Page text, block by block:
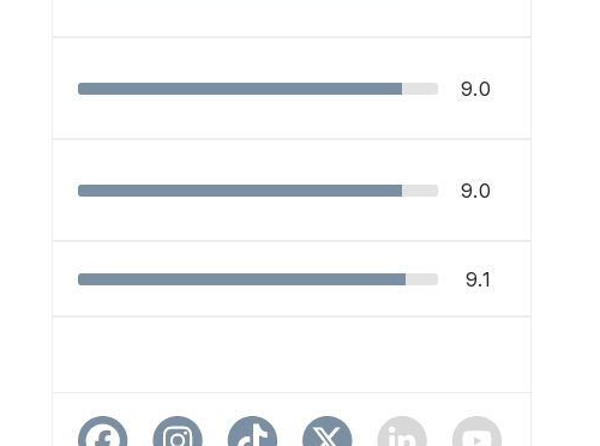
9.0
9.0
9.1